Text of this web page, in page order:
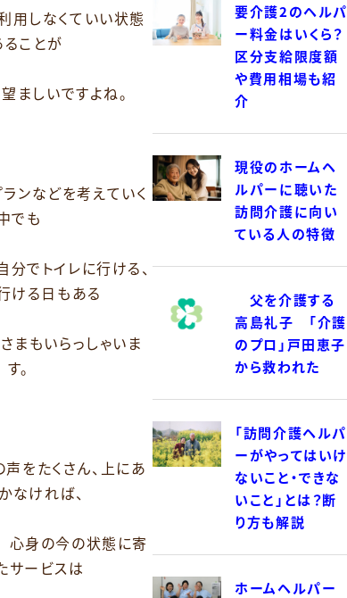
用しなくていい状態
ことが
しいですよね。
ンなどを考えていく
でも
分でトイレに行ける、
ける日もある
まもいらっしゃいま
す。
をたくさん、上にあ
なければ、
身の今の状態に寄
サービスは
要介護2のヘルパ
ー料金はいくら？
区分支給限度額
や費用相場も紹
介
現役のホームヘ
ルパーに聴いた
訪問介護に向い
ている人の特徴
父を介護する
高島礼子 「介護
のプロ」戸田恵子
から救われた
「訪問介護ヘルパ
ーがやってはいけ
ないこと・できな
いこと」とは？断
り方も解説
ホームヘルパー